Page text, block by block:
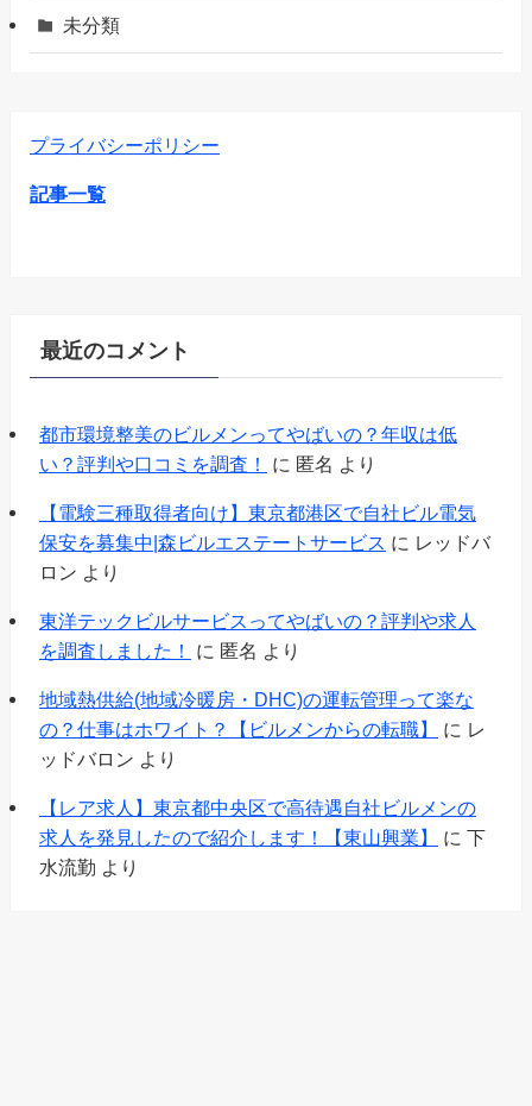
未分類
プライバシーポリシー
記事一覧
最近のコメント
都市環境整美のビルメンってやばいの？年収は低
い？評判や口コミを調査！
に 匿名 より
【電験三種取得者向け】東京都港区で自社ビル電気
保安を募集中|森ビルエステートサービス に レッドバ
ロン より
東洋テックビルサービスってやばいの？評判や求人
を調査しました！
に 匿名 より
地域熱供給(地域冷暖房・DHC)の運転管理って楽な
の？仕事はホワイト？【ビルメンからの転職】
に レ
ッドバロン より
【レア求人】東京都中央区で高待遇自社ビルメンの
求人を発見したので紹介します！【東山興業】
に 下
水流勤 より